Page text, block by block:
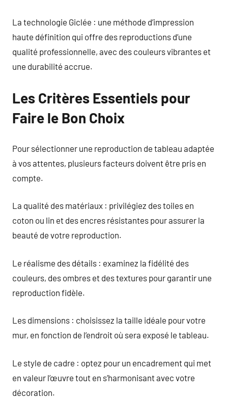
La technologie Giclée : une méthode d’impression
haute définition qui offre des reproductions d’une
qualité professionnelle, avec des couleurs vibrantes et
une durabilité accrue.
Les Critères Essentiels pour
Faire le Bon Choix
Pour sélectionner une reproduction de tableau adaptée
à vos attentes, plusieurs facteurs doivent être pris en
compte.
La qualité des matériaux : privilégiez des toiles en
coton ou lin et des encres résistantes pour assurer la
beauté de votre reproduction.
Le réalisme des détails : examinez la fidélité des
couleurs, des ombres et des textures pour garantir une
reproduction fidèle.
Les dimensions : choisissez la taille idéale pour votre
mur, en fonction de l’endroit où sera exposé le tableau.
Le style de cadre : optez pour un encadrement qui met
en valeur l’œuvre tout en s’harmonisant avec votre
décoration.